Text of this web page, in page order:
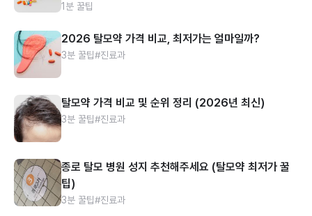
1분 꿀팁
2026 탈모약 가격 비교, 최저가는 얼마일까?
3분 꿀팁#진료과
탈모약 가격 비교 및 순위 정리 (2026년 최신)
3분 꿀팁#진료과
종로 탈모 병원 성지 추천해주세요 (탈모약 최저가 꿀
팁)
3분 꿀팁#진료과